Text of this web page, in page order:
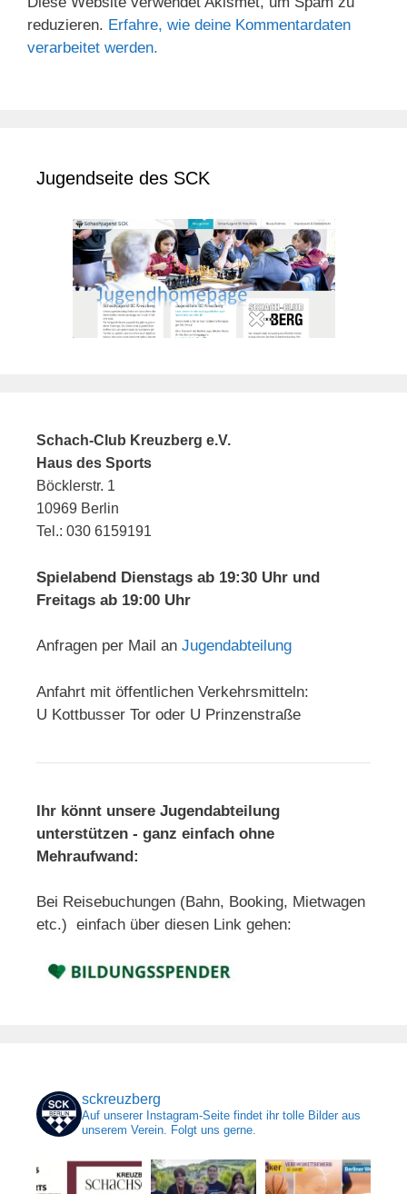
reduzieren. Erfahre, wie deine Kommentardaten
verarbeitet werden.
Jugendseite des SCK
Schach-Club Kreuzberg e.V.
Haus des Sports
Böcklerstr. 1
10969 Berlin
Tel.: 030 6159191
Spielabend Dienstags ab 19:30 Uhr und
Freitags ab 19:00 Uhr
Anfragen per Mail an Jugendabteilung
Anfahrt mit öffentlichen Verkehrsmitteln:
U Kottbusser Tor oder U Prinzenstraße
Ihr könnt unsere Jugendabteilung
unterstützen - ganz einfach ohne
Mehraufwand:
Bei Reisebuchungen (Bahn, Booking, Mietwagen
etc.) einfach über diesen Link gehen:
sckreuzberg
Auf unserer Instagram-Seite findet ihr tolle Bilder aus
unserem Verein. Folgt uns gerne.